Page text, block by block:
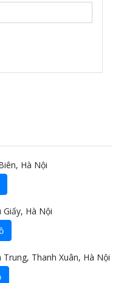
với nhiều đối tượng sử
đi làm, người sáng tạo
Hà Nội
Giấy, Hà Nội
Thanh Xuân, Hà Nội